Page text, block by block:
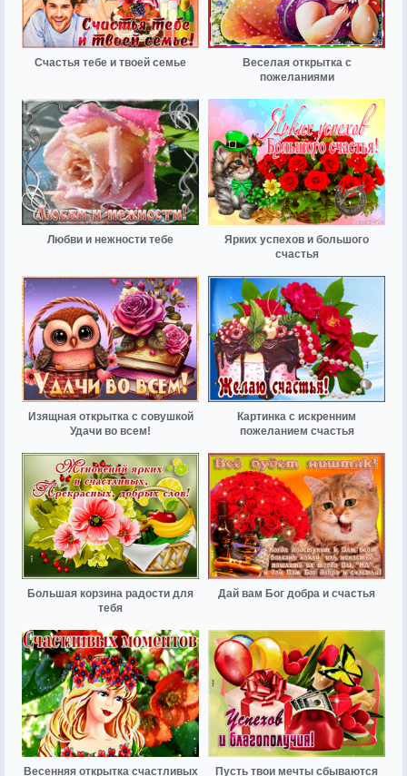
Счастья тебе и твоей семье
Веселая открытка с
пожеланиями
Любви и нежности тебе
Ярких успехов и большого
счастья
Изящная открытка с совушкой
Удачи во всем!
Картинка с искренним
пожеланием счастья
Большая корзина радости для
тебя
Дай вам Бог добра и счастья
Весенняя открытка счастливых Пусть твои мечты сбываются